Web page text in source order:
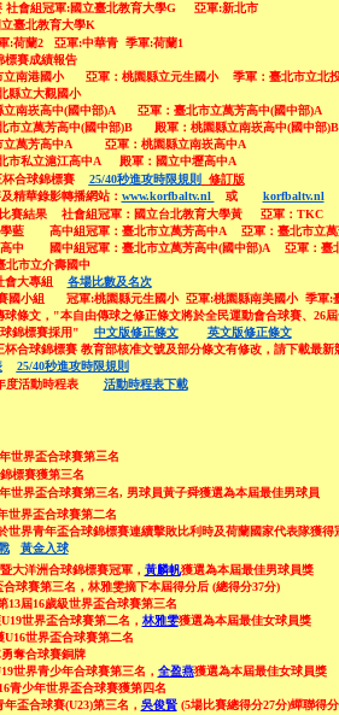
社會組冠軍:國立臺北教育大學G 亞軍:新北市
北教育大學K
:荷蘭2 亞軍:中華青 季軍:荷蘭1
標賽成績報告
國小 亞軍：桃園縣立元生國小 季軍：臺北市立北投
觀國小
高中(國中部)A 亞軍：臺北市立萬芳高中(國中部)A
(國中部)B 殿軍：桃園縣立南崁高中(國中部)B
芳高中A 亞軍：桃園縣立南崁高中A
江高中A 殿軍：國立中壢高中A
杯合球錦標賽 25/40秒進攻時限規則
修訂版
精華錄影轉播網站： www.korfbaltv.nl 或 korfbaltv.nl
比賽結果 社會組冠軍：國立台北教育大學黃 亞軍：TKC
藍 高中組冠軍：臺北市立萬芳高中A 亞軍：臺北市立萬
國中組冠軍：臺北市立萬芳高中(國中部)A 亞軍：臺北
市立介壽國中
會大專組 各場比數及名次
國小組 冠軍:桃園縣元生國小 亞軍:桃園縣南美國小 季軍:
球條文，"本自由傳球之修正條文將於全民運動會合球賽、26
標賽採用"
中文版修正條文
英文版修正條文
杯合球錦標賽 教育部核准文號及部分條文有修改，請下載最新
25/40秒進攻時限規則
度活動時程表 活動時程表下載
世界盃合球賽第三名
標賽獲第三名
世界盃合球賽第三名, 男球員黃子舜獲選為本屆最佳男球員
世界盃合球賽第二名
界青年盃合球錦標賽連續擊敗比利時及荷蘭國家代表隊獲得
黃金入球
大洋洲合球錦標賽冠軍， 黃麟帆獲選為本屆最佳男球員獎
球賽第三名，林雅雯摘下本屆得分后 (總得分37分)
13屆16歲級世界盃合球賽第三名
世界盃合球賽第二名， 林雅雯獲選為本屆最佳女球員獎
U16世界盃合球賽第二名
奪合球賽銅牌
世界青少年合球賽第三名， 全盈燕獲選為本屆最佳女球員獎
青少年世界盃合球賽獲第四名
盃合球賽(U23)第三名， 吳俊賢(5場比賽總得分27分)蟬聯得